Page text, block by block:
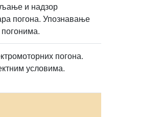
и надзор
погона. Упознавање
погона.
условима.